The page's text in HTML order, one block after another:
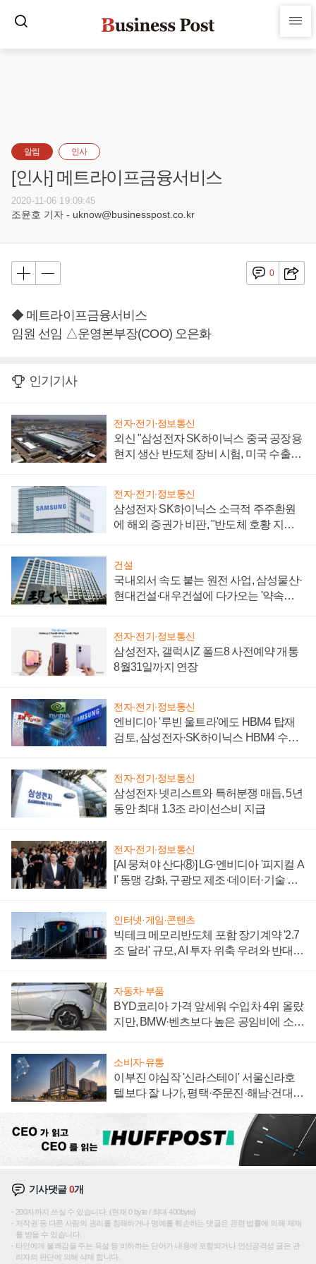
알림 인사
[인사] 메트라이프금융서비스
2020-11-06 19:09:45
조윤호 기자 - uknow@businesspost.co.kr
0
◆ 메트라이프금융서비스
임원 선임 △운영본부장(COO) 오은화
인기기사
전자·전기·정보통신
외신 "삼성전자 SK하이닉스 중국 공장용
현지 생산 반도체 장비 시험, 미국 수출통
전자·전기·정보통신
삼성전자 SK하이닉스 소극적 주주환원
에 해외 증권가 비판, "반도체 호황 지속
건설
국내외서 속도 붙는 원전 사업, 삼성물산·
현대건설·대우건설에 다가오는 '약속의
전자·전기·정보통신
삼성전자, 갤럭시Z 폴드8 사전예약 개통
8월31일까지 연장
전자·전기·정보통신
엔비디아 '루빈 울트라'에도 HBM4 탑재
검토, 삼성전자·SK하이닉스 HBM4 수율
전자·전기·정보통신
삼성전자 넷리스트와 특허분쟁 매듭, 5년
동안 최대 1.3조 라이선스비 지급
전자·전기·정보통신
[AI 뭉쳐야 산다⑧] LG·엔비디아 '피지컬 A
I' 동맹 강화, 구광모 제조·데이터·기술 결
인터넷·게임·콘텐츠
빅테크 메모리반도체 포함 장기계약 '2.7
조 달러' 규모, AI 투자 위축 우려와 반대
자동차·부품
BYD코리아 가격 앞세워 수입차 4위 올랐
지만, BMW·벤츠보다 높은 공임비에 소비
소비자·유통
이부진 야심작 '신라스테이' 서울신라호
텔보다 잘 나가, 평택·주문진·해남·건대로
기사댓글0개
200자까지 쓰실 수 있습니다. (현재 0 byte / 최대 400byte)
저작권 등 다른 사람의 권리를 침해하거나 명예를 훼손하는 댓글은 관련 법률에 의해 제재
를 받을 수 있습니다.
타인에게 불쾌감을 주는 욕설 등 비하하는 단어가 내용에 포함되거나 인신공격성 글은 관
리자의 판단에 의해 삭제 합니다.